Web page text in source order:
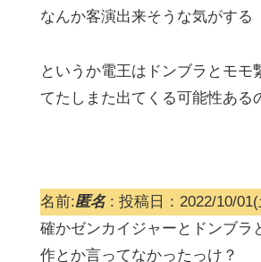
なんか客演出来そうな気がする
というか電王はドンブラとモモ
てたしまた出てくる可能性あ
名前:匿名: 投稿日：2022/10/
確かゼンカイジャーとドンブラ
作とか言ってなかったっけ？